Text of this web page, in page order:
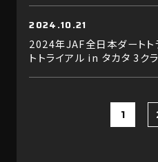
2024.10.21
2024年JAF全日本ダート
トトライアル in タカタ 3クラ
1